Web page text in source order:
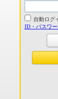
自動ログ
ID・パスワ